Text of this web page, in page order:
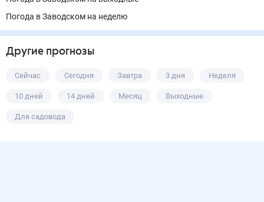
Погода в Заводском на неделю
Другие прогнозы
Сейчас Сегодня Завтра 3 дня Неделя
10 дней 14 дней Месяц Выходные
Для садовода